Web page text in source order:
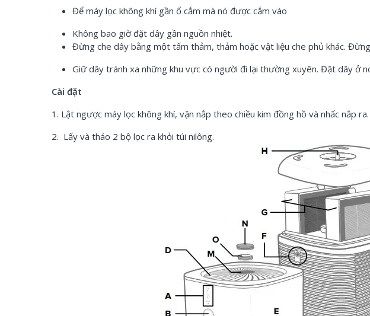
Để máy lọc không khí gần ổ cắm mà nó được cắm vào
Không bao giờ đặt dây gần nguồn nhiệt.
Đừng che dây bằng một tấm thảm, thảm hoặc vật liệu che phủ khác.
Giữ dây tránh xa những khu vực có người đi lại thường xuyên. Đặt dây ở
Cài đặt
1. Lật ngược máy lọc không khí, vặn nắp theo chiều kim đồng hồ và nhấc nắp ra.
2. Lấy và tháo 2 bộ lọc ra khỏi túi nilông.